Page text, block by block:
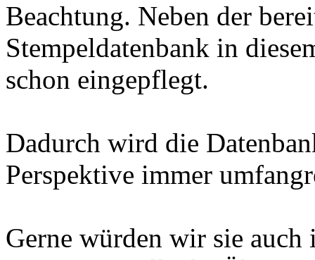
Beachtung. Neben der
Stempeldatenbank in
schon eingepflegt.
Dadurch wird die
Perspektive immer
Gerne würden wir sie